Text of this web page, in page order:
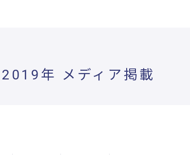
2019年 メディア掲載